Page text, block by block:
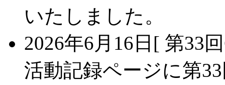
いたしました。
2026年6月16日 [ 第33
活動記録ページに第